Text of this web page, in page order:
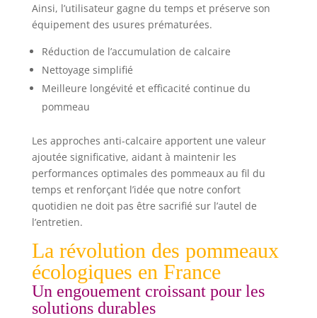
Ainsi, l’utilisateur gagne du temps et préserve son
équipement des usures prématurées.
Réduction de l’accumulation de calcaire
Nettoyage simplifié
Meilleure longévité et efficacité continue du
pommeau
Les approches anti-calcaire apportent une valeur
ajoutée significative, aidant à maintenir les
performances optimales des pommeaux au fil du
temps et renforçant l’idée que notre confort
quotidien ne doit pas être sacrifié sur l’autel de
l’entretien.
La révolution des pommeaux
écologiques en France
Un engouement croissant pour les
solutions durables